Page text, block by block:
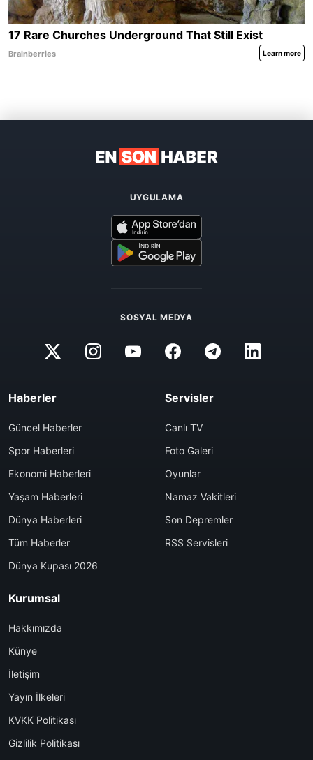
UYGULAMA
SOSYAL MEDYA
Haberler
Güncel Haberler
Spor Haberleri
Ekonomi Haberleri
Yaşam Haberleri
Dünya Haberleri
Tüm Haberler
Dünya Kupası 2026
Servisler
Canlı TV
Foto Galeri
Oyunlar
Namaz Vakitleri
Son Depremler
RSS Servisleri
Kurumsal
Hakkımızda
Künye
İletişim
Yayın İlkeleri
KVKK Politikası
Gizlilik Politikası